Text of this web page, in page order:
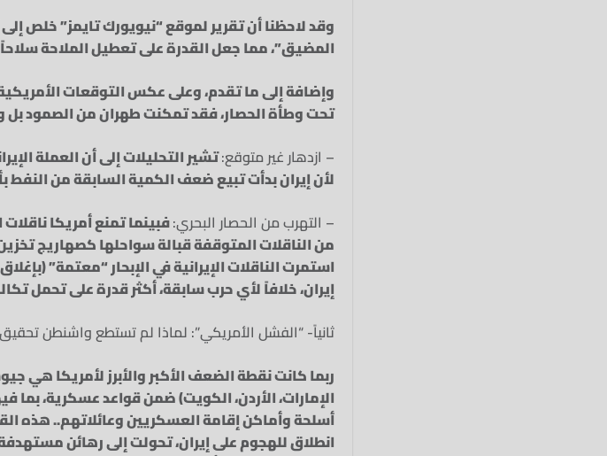
وقد لاحظنا أن تقرير لموقع “نيويورك تايمز” خلص
المضيق”، مما جعل القدرة على تعطيل الملاحة سلاحاً
وإضافة إلى ما تقدم، وعلى عكس التوقعات الأمريكية
تحت وطأة الحصار، فقد تمكنت طهران من الصمود
– ازدهار غير متوقع:
لأن إيران بدأت تبيع ضعف الكمية السابقة من النفط
– التهرب من الحصار البحري:فبينما تمنع أمريكا
من الناقلات المتوقفة قبالة سواحلها كصهاريج
استمرت الناقلات الإيرانية في الإبحار “معتمة”
إيران، خلافاً لأي حرب سابقة، أكثر قدرة على تحمل
ثانياً- “الفشل الأمريكي”: لماذا لم تستطع واشنطن
ربما كانت نقطة الضعف الأكبر والأبرز لأمريكا هي
الإمارات، الأردن، الكويت) ضمن قواعد عسكرية،
أسلحة وأماكن إقامة العسكريين وعائلاتهم.. هذه
انطلاق للهجوم على إيران، تحولت إلى رهائن